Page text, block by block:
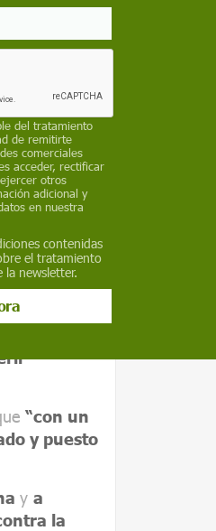
que
de
con
físico a la
notableen
para
con
“con un
y puesto
y a
la
del tratamiento
de remitirte
comerciales
acceder, rectificar
otros
adicional y
en nuestra
contenidas
el tratamiento
la newsletter.